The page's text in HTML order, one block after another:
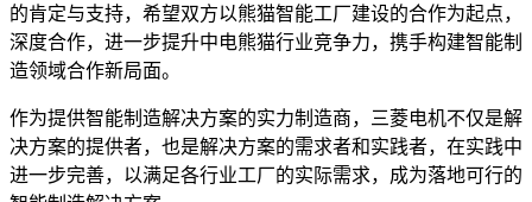
的肯定与支持，希望双方以熊猫智能工厂建设的合作为起点，
深度合作，进一步提升中电熊猫行业竞争力，携手构建智能制
造领域合作新局面。
作为提供智能制造解决方案的实力制造商，三菱电机不仅是解
决方案的提供者，也是解决方案的需求者和实践者，在实践中
进一步完善，以满足各行业工厂的实际需求，成为落地可行的